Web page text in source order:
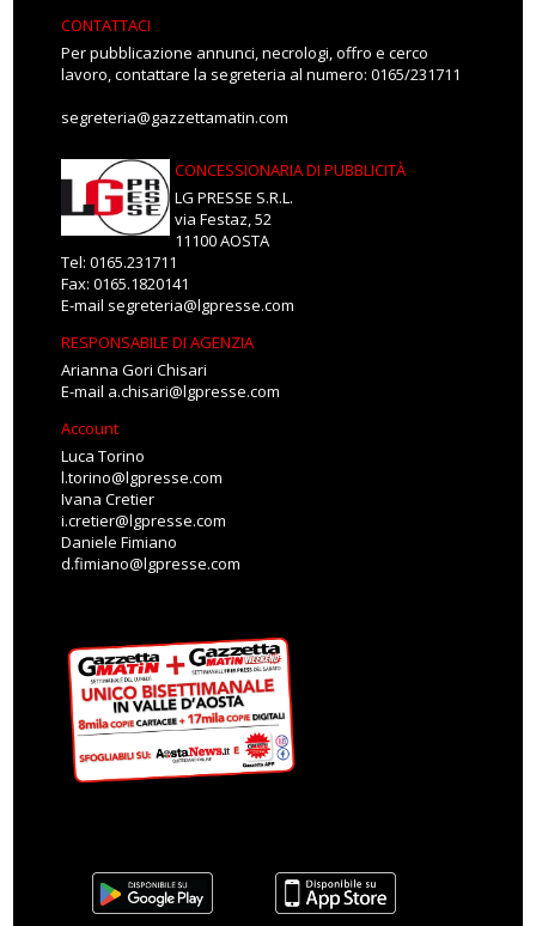
CONTATTACI
Per pubblicazione annunci, necrologi, offro e cerco
lavoro, contattare la segreteria al numero: 0165/231711
segreteria@gazzettamatin.com
CONCESSIONARIA DI PUBBLICITÀ
LG PRESSE S.R.L.
via Festaz, 52
11100 AOSTA
Tel: 0165.231711
Fax: 0165.1820141
E-mail segreteria@lgpresse.com
RESPONSABILE DI AGENZIA
Arianna Gori Chisari
E-mail a.chisari@lgpresse.com
Account
Luca Torino
l.torino@lgpresse.com
Ivana Cretier
i.cretier@lgpresse.com
Daniele Fimiano
d.fimiano@lgpresse.com